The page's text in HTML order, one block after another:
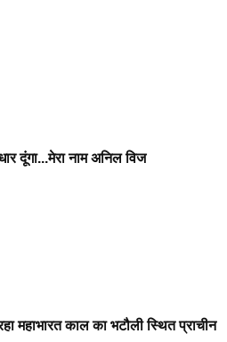
दूंगा...मेरा नाम अनिल विज
महाभारत काल का भटौली स्थित प्राचीन